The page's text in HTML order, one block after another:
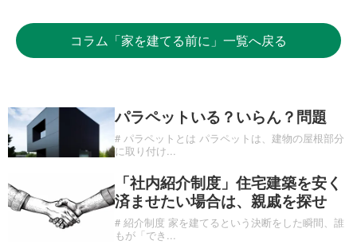
コラム「家を建てる前に」一覧へ戻る
パラペットいる？いらん？問題
# パラペットとは パラペットは、建物の屋根部分
に取り付け...
「社内紹介制度」住宅建築を安く
済ませたい場合は、親戚を探せ
# 紹介制度 家を建てるという決断をした瞬間、誰
もが「でき ...